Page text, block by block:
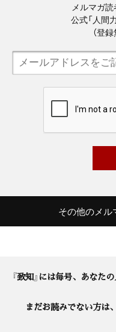
メルマガ
公式「人間
（登
その他のメル
『致知』には毎号、あなた
まだお読みでない方は